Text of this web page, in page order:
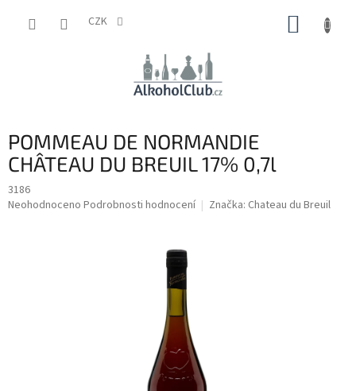
CZK
POMMEAU DE NORMANDIE
CHÂTEAU DU BREUIL 17% 0,7l
3186
Průměrné
Neohodnoceno Podrobnosti hodnocení Značka: Chateau du Breuil